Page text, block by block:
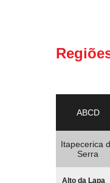
ABCD
Itapecerica
Serra
Alto da Lapa